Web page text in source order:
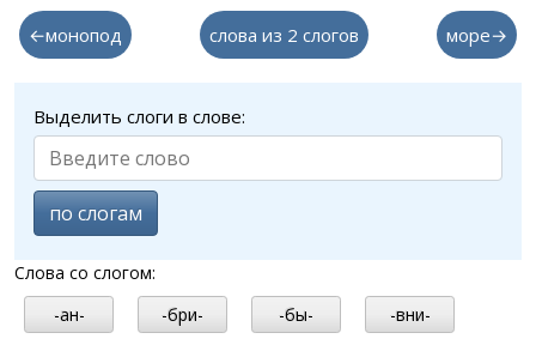
←монопод слова из 2 слогов море→
Выделить слоги в слове:
по слогам
Слова со слогом:
-ан-
-бри- -бы- -вни-